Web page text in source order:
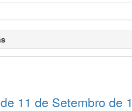
11 de Setembro de